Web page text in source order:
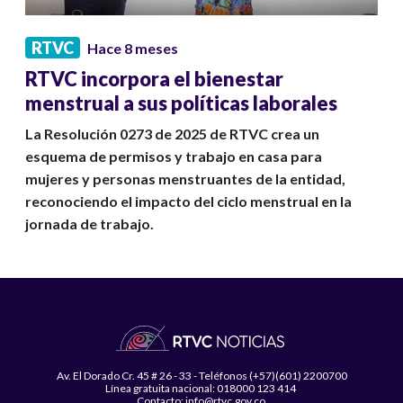
RTVC Hace 8 meses
RTVC incorpora el bienestar
menstrual a sus políticas laborales
La Resolución 0273 de 2025 de RTVC crea un
esquema de permisos y trabajo en casa para
mujeres y personas menstruantes de la entidad,
reconociendo el impacto del ciclo menstrual en la
jornada de trabajo.
Av. El Dorado Cr. 45 # 26 - 33 - Teléfonos (+57)(601) 2200700
Línea gratuita nacional: 018000 123 414